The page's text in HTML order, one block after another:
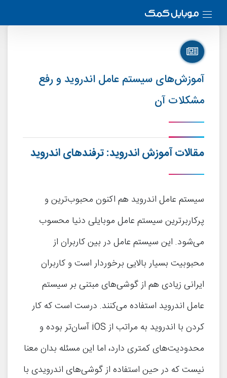
آموزش‌های سیستم عامل اندروید و رفع
مشکلات آن
مقالات آموزش اندروید: ترفندهای اندروید
سیستم عامل اندروید هم اکنون محبوب‌ترین و
پرکاربرترین سیستم عامل موبایلی دنیا محسوب
می‌شود. این سیستم عامل در بین کاربران از
محبوبیت بسیار بالایی برخوردار است و کاربران
ایرانی زیادی هم از گوشی‌های مبتنی بر سیستم
عامل اندروید استفاده می‌کنند. درست است که کار
کردن با اندروید به مراتب از iOS آسان‌تر بوده و
محدودیت‌های کمتری دارد، اما این مسئله بدان معنا
نیست که در حین استفاده از گوشی‌های اندرویدی با